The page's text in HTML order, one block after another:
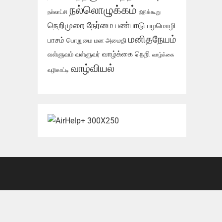
நல்லாட்சி நல்லொழுக்கம் நீதிக்கூறு
நெறிமுறை நேர்மை பண்பாடு பழமொழி
பாசம் பொறுமை மன அமைதி மனிதநேயம்
வள்ளுவம் வள்ளுவர் வாழ்க்கை நெறி வாழ்க்கை
வழிகாட்டி வாழ்வியல்